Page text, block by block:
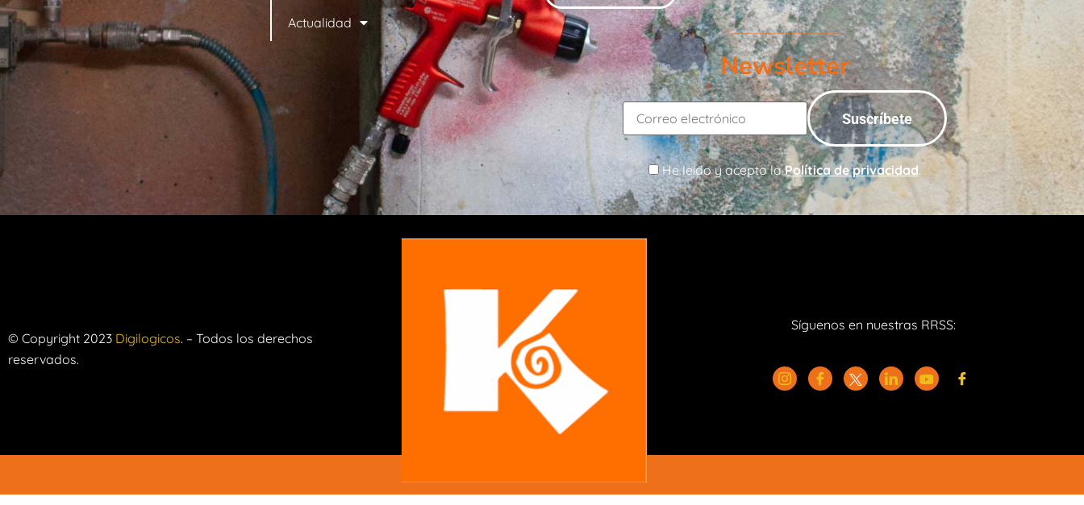
Actualidad
Newsletter
He leído y acepto laPolítica de privacidad.
© Copyright 2023 Digilogicos. – Todos los derechos
reservados.
Síguenos en nuestras RRSS: